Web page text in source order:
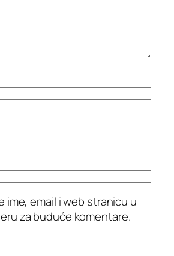
ime, email i web stranicu u
za buduće komentare.